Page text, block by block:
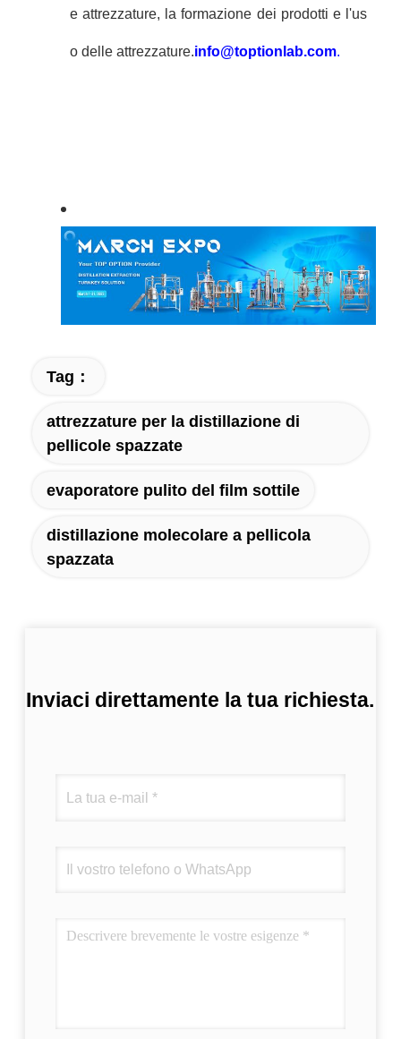
e attrezzature, la formazione dei prodotti e l'us
o delle attrezzature.info@toptionlab.com.
Tag：
attrezzature per la distillazione di
pellicole spazzate
evaporatore pulito del film sottile
distillazione molecolare a pellicola
spazzata
Inviaci direttamente la tua richiesta.